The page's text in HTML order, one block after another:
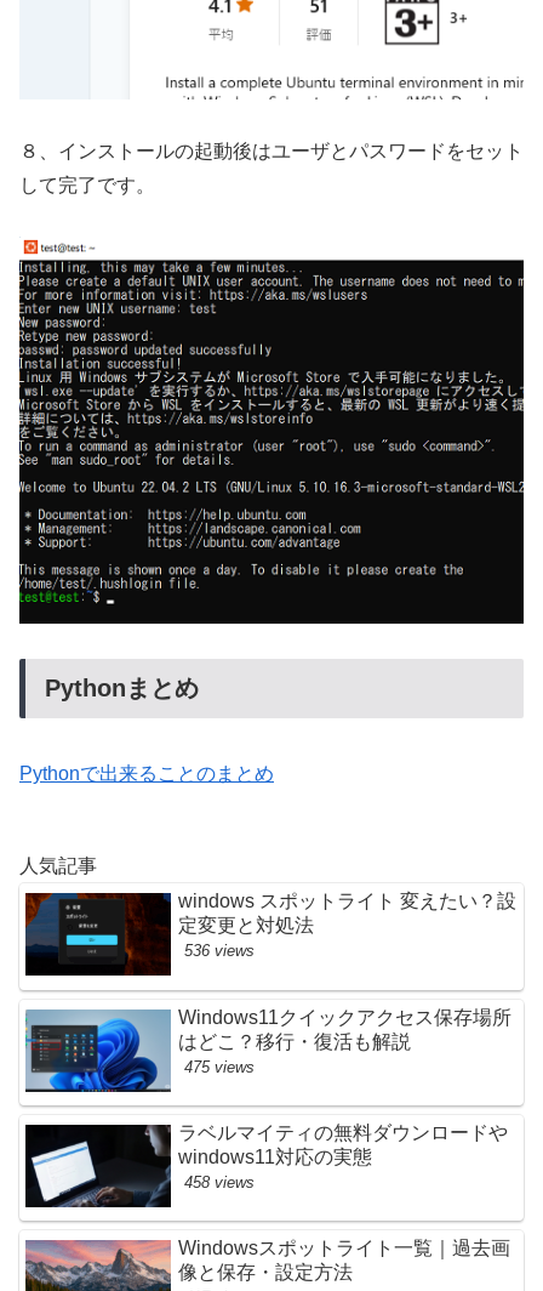
８、インストールの起動後はユーザとパスワードをセット
して完了です。
Pythonまとめ
Pythonで出来ることのまとめ
人気記事
windows スポットライト 変えたい？設
定変更と対処法
536 views
Windows11クイックアクセス保存場所
はどこ？移行・復活も解説
475 views
ラベルマイティの無料ダウンロードや
windows11対応の実態
458 views
Windowsスポットライト一覧｜過去画
像と保存・設定方法